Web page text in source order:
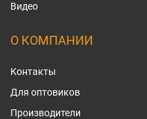
Видео
О КОМПАНИИ
Контакты
Для оптовиков
Производители